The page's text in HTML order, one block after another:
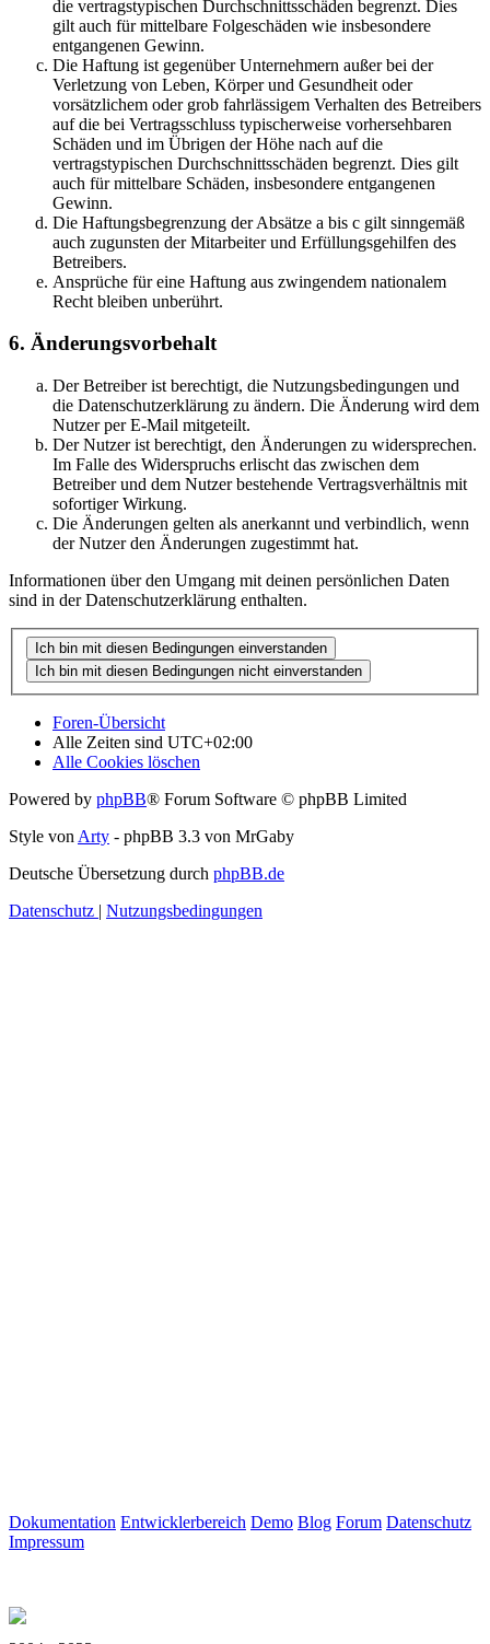
die vertragstypischen Durchschnittsschäden begrenzt. Dies
gilt auch für mittelbare Folgeschäden wie insbesondere
entgangenen Gewinn.
Die Haftung ist gegenüber Unternehmern außer bei der
Verletzung von Leben, Körper und Gesundheit oder
vorsätzlichem oder grob fahrlässigem Verhalten des Betreibers
auf die bei Vertragsschluss typischerweise vorhersehbaren
Schäden und im Übrigen der Höhe nach auf die
vertragstypischen Durchschnittsschäden begrenzt. Dies gilt
auch für mittelbare Schäden, insbesondere entgangenen
Gewinn.
Die Haftungsbegrenzung der Absätze a bis c gilt sinngemäß
auch zugunsten der Mitarbeiter und Erfüllungsgehilfen des
Betreibers.
Ansprüche für eine Haftung aus zwingendem nationalem
Recht bleiben unberührt.
6. Änderungsvorbehalt
Der Betreiber ist berechtigt, die Nutzungsbedingungen und
die Datenschutzerklärung zu ändern. Die Änderung wird dem
Nutzer per E-Mail mitgeteilt.
Der Nutzer ist berechtigt, den Änderungen zu widersprechen.
Im Falle des Widerspruchs erlischt das zwischen dem
Betreiber und dem Nutzer bestehende Vertragsverhältnis mit
sofortiger Wirkung.
Die Änderungen gelten als anerkannt und verbindlich, wenn
der Nutzer den Änderungen zugestimmt hat.
Informationen über den Umgang mit deinen persönlichen Daten
sind in der Datenschutzerklärung enthalten.
Foren-Übersicht
Alle Zeiten sind UTC+02:00
Alle Cookies löschen
Powered by phpBB® Forum Software © phpBB Limited
Style von Arty - phpBB 3.3 von MrGaby
Deutsche Übersetzung durch phpBB.de
Datenschutz | Nutzungsbedingungen
Dokumentation Entwicklerbereich Demo Blog Forum Datenschutz
Impressum